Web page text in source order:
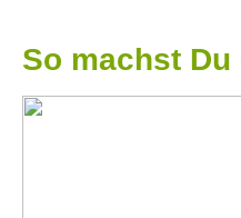
So machst